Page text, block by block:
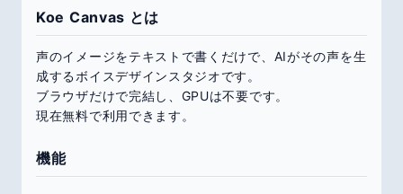
Koe Canvas とは
声のイメージをテキストで書くだけで、AIがその声を生
成するボイスデザインスタジオです。
ブラウザだけで完結し、GPUは不要です。
現在無料で利用できます。
機能